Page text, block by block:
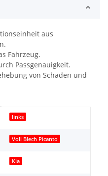
aus
Fahrzeug.
Passgenauigkeit.
von Schäden und
links
Voll Blech Picanto
Kia